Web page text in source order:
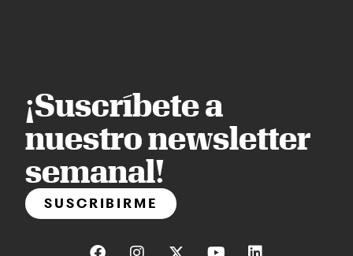
¡Suscríbete a
nuestro newsletter
semanal!
SUSCRIBIRME